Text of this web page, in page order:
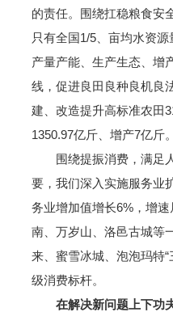
的责任。围绕扛稳粮食安
只有全国1/5、亩均水资
产量产能、生产生态、增
线，促进良田良种良机良
建、改造提升高标准农田
1350.97亿斤、增产7亿斤。
围绕提振消费，满足
要，我们深入实施服务业
务业增加值增长6%，增
南、万岁山、洛邑古城等
来、蜜雪冰城、泡泡玛特
级消费标杆。
在解决新问题上下功